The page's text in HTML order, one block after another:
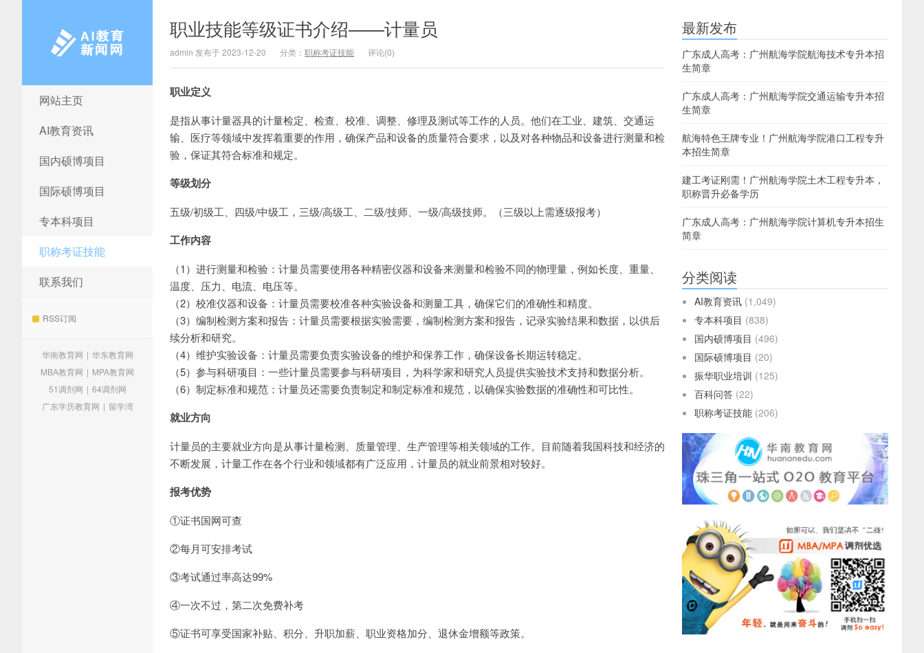
AI教育新闻网
网站主页
AI教育资讯
国内硕博项目
国际硕博项目
专本科项目
职称考证技能
联系我们
RSS订阅
华南教育网 | 华东教育网
MBA教育网 | MPA教育网
51调剂网 | 64调剂网
广东学历教育网 | 留学湾
职业技能等级证书介绍——计量员
admin 发布于 2023-12-20 分类： 职称考证技能 评论(0)
职业定义
是指从事计量器具的计量检定、检查、校准、调整、修理及测试等工作的人员。他们在工业、建筑、交通运
输、医疗等领域中发挥着重要的作用，确保产品和设备的质量符合要求，以及对各种物品和设备进行测量和检
验，保证其符合标准和规定。
等级划分
五级/初级工、四级/中级工，三级/高级工、二级/技师、一级/高级技师。（三级以上需逐级报考）
工作内容
（1）进行测量和检验：计量员需要使用各种精密仪器和设备来测量和检验不同的物理量，例如长度、重量、
温度、压力、电流、电压等。
（2）校准仪器和设备：计量员需要校准各种实验设备和测量工具，确保它们的准确性和精度。
（3）编制检测方案和报告：计量员需要根据实验需要，编制检测方案和报告，记录实验结果和数据，以供后
续分析和研究。
（4）维护实验设备：计量员需要负责实验设备的维护和保养工作，确保设备长期运转稳定。
（5）参与科研项目：一些计量员需要参与科研项目，为科学家和研究人员提供实验技术支持和数据分析。
（6）制定标准和规范：计量员还需要负责制定和制定标准和规范，以确保实验数据的准确性和可比性。
就业方向
计量员的主要就业方向是从事计量检测、质量管理、生产管理等相关领域的工作。目前随着我国科技和经济的
不断发展，计量工作在各个行业和领域都有广泛应用，计量员的就业前景相对较好。
报考优势
①证书国网可查
②每月可安排考试
③考试通过率高达99%
④一次不过，第二次免费补考
⑤证书可享受国家补贴、积分、升职加薪、职业资格加分、退休金增额等政策。
最新发布
广东成人高考：广州航海学院航海技术专升本招
生简章
广东成人高考：广州航海学院交通运输专升本招
生简章
航海特色王牌专业！广州航海学院港口工程专升
本招生简章
建工考证刚需！广州航海学院土木工程专升本，
职称晋升必备学历
广东成人高考：广州航海学院计算机专升本招生
简章
分类阅读
AI教育资讯 (1,049)
专本科项目 (838)
国内硕博项目 (496)
国际硕博项目 (20)
振华职业培训 (125)
百科问答 (22)
职称考证技能 (206)